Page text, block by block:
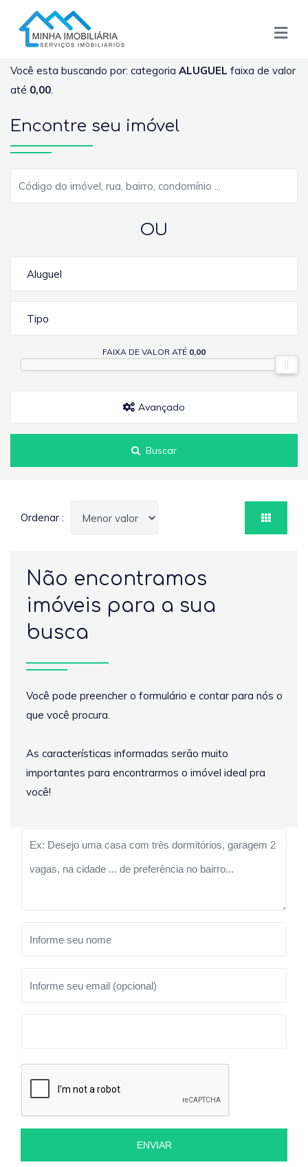
Você esta buscando por: categoria ALUGUEL faixa de valor
até 0,00
Encontre seu imóvel
OU
Aluguel
Tipo
FAIXA DE VALOR ATÉ 0,00
Avançado
Buscar
Ordenar :
Não encontramos
imóveis para a sua
busca
Você pode preencher o formulário e contar para nós o
que você procura.
As características informadas serão muito
importantes para encontrarmos o imóvel ideal pra
você!
ENVIAR